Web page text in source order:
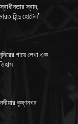
স্বাদ,
হিন্দু হোটেল’
গায়ে লেখা এক
কৃষ্ণনগর